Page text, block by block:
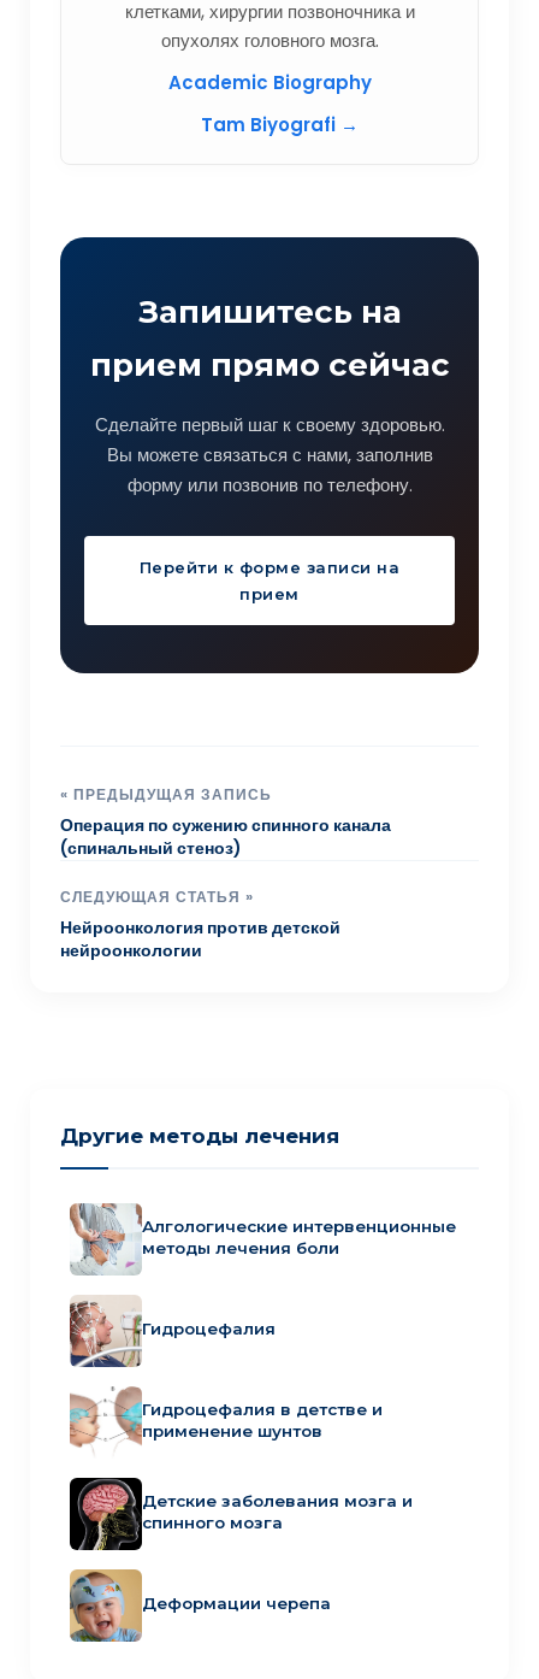
клетками, хирургии позвоночника и
опухолях головного мозга.
Academic Biography
Tam Biyografi →
Запишитесь на
прием прямо сейчас
Сделайте первый шаг к своему здоровью.
Вы можете связаться с нами, заполнив
форму или позвонив по телефону.
Перейти к форме записи на
прием
« ПРЕДЫДУЩАЯ ЗАПИСЬ
Операция по сужению спинного канала
(спинальный стеноз)
СЛЕДУЮЩАЯ СТАТЬЯ »
Нейроонкология против детской
нейроонкологии
Другие методы лечения
Алгологические интервенционные
методы лечения боли
Гидроцефалия
Гидроцефалия в детстве и
применение шунтов
Детские заболевания мозга и
спинного мозга
Деформации черепа